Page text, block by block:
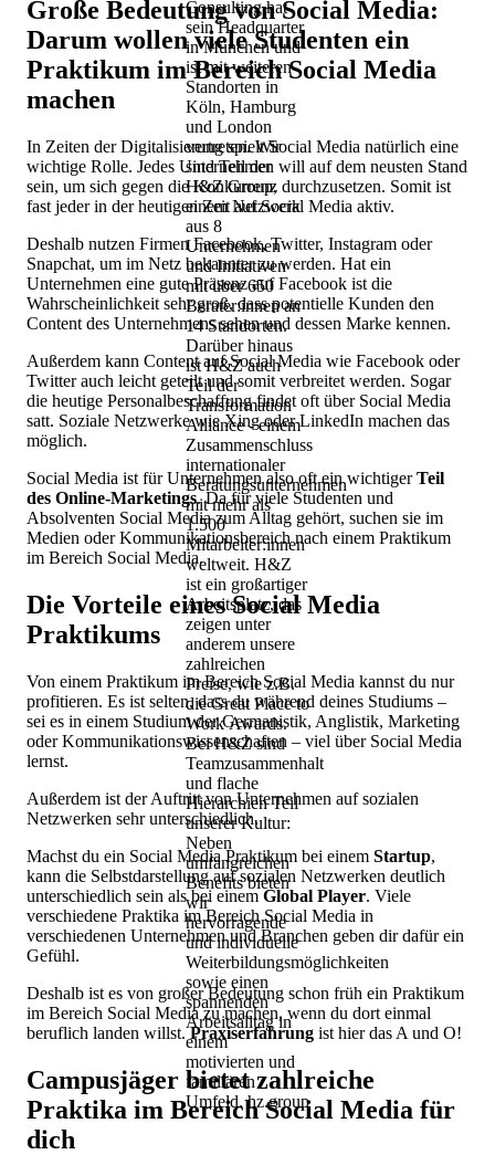
Consulting hat
sein Headquarter
in München und
ist mit weiteren
Standorten in
Köln, Hamburg
und London
vertreten. Wir
sind Teil der
H&Z Group,
einem Netzwerk
aus 8
Unternehmen
und Initiativen
mit über 650
Berater:innen an
14 Standorten.
Darüber hinaus
ist H&Z auch
Teil der
Transformation
Alliance - einem
Zusammenschluss
internationaler
Beratungsunternehmen
mit mehr als
1.500
Mitarbeiter:innen
weltweit. H&Z
ist ein großartiger
Arbeitsplatz, das
zeigen unter
anderem unsere
zahlreichen
Preise, wie z.B.
die Great Place to
Work Awards.
Bei H&Z sind
Teamzusammenhalt
und flache
Hierarchien Teil
unserer Kultur:
Neben
umfangreichen
Benefits bieten
wir
hervorragende
und individuelle
Weiterbildungsmöglichkeiten
sowie einen
spannenden
Arbeitsalltag in
einem
motivierten und
familiären
Umfeld. hz.group
Große Bedeutung von Social Media:
Darum wollen viele Studenten ein
Praktikum im Bereich Social Media
machen
In Zeiten der Digitalisierung spielt Social Media natürlich eine
wichtige Rolle. Jedes Unternehmen will auf dem neusten Stand
sein, um sich gegen die Konkurrenz durchzusetzen. Somit ist
fast jeder in der heutigen Zeit auf Social Media aktiv.
Deshalb nutzen Firmen Facebook, Twitter, Instagram oder
Snapchat, um im Netz bekannter zu werden. Hat ein
Unternehmen eine gute Präsenz auf Facebook ist die
Wahrscheinlichkeit sehr groß, dass potentielle Kunden den
Content des Unternehmens sehen und dessen Marke kennen.
Außerdem kann Content auf Social Media wie Facebook oder
Twitter auch leicht geteilt und somit verbreitet werden. Sogar
die heutige Personalbeschaffung findet oft über Social Media
satt. Soziale Netzwerke wie Xing oder LinkedIn machen das
möglich.
Social Media ist für Unternehmen also oft ein wichtigerTeil
des Online-Marketings. Da für viele Studenten und
Absolventen Social Media zum Alltag gehört, suchen sie im
Medien oder Kommunikationsbereich nach einem Praktikum
im Bereich Social Media.
Die Vorteile eines Social Media
Praktikums
Von einem Praktikum im Bereich Social Media kannst du nur
profitieren. Es ist selten, dass du während deines Studiums –
sei es in einem Studium der Germanistik, Anglistik, Marketing
oder Kommunikationswissenschaften – viel über Social Media
lernst.
Außerdem ist der Auftritt von Unternehmen auf sozialen
Netzwerken sehr unterschiedlich.
Machst du ein Social Media Praktikum bei einem Startup,
kann die Selbstdarstellung auf sozialen Netzwerken deutlich
unterschiedlich sein als bei einem Global Player. Viele
verschiedene Praktika im Bereich Social Media in
verschiedenen Unternehmen und Branchen geben dir dafür ein
Gefühl.
Deshalb ist es von großer Bedeutung schon früh ein Praktikum
im Bereich Social Media zu machen, wenn du dort einmal
beruflich landen willst.Praxiserfahrung ist hier das A und O!
Campusjäger bietet zahlreiche
Praktika im Bereich Social Media für
dich